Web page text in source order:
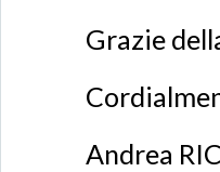
Grazie
Andrea